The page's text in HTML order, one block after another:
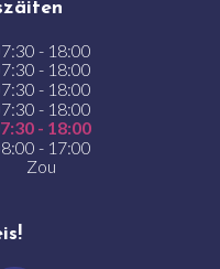
- 18:00
- 18:00
- 18:00
- 18:00
- 18:00
- 17:00
Zou